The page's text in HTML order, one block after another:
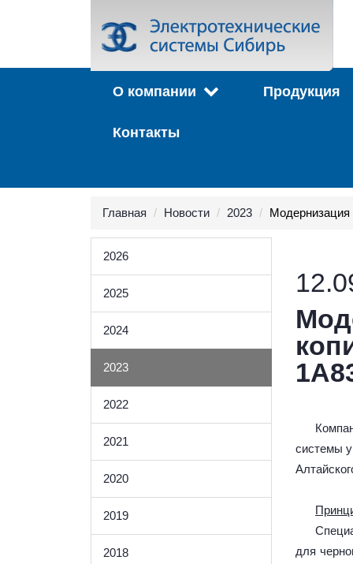
О компании Продукция
Контакты
Главная Новости 2023 Модернизация
2026
2025
2024
2023
2022
2021
2020
2019
2018
системы
для